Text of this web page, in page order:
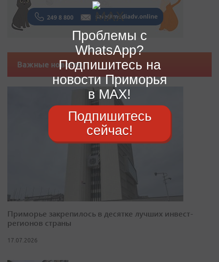
Важные новости
Приморье закрепилось в десятке лучших инвест-
регионов страны
17.07.2026
Проблемы с
WhatsApp?
Подпишитесь на
новости Приморья
в MAX!
Подпишитесь
сейчас!